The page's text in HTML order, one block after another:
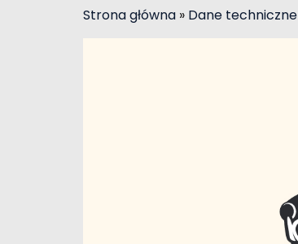
Strona główna » Dane techniczne